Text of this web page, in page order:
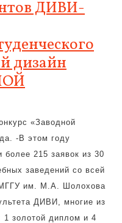
ДИВИ-
дизайн
«Заводной
-В этом году
более 215 заявок из 30
заведений со всей
МГГУ им. М.А. Шолохова
ДИВИ, многие из
1 золотой диплом и 4